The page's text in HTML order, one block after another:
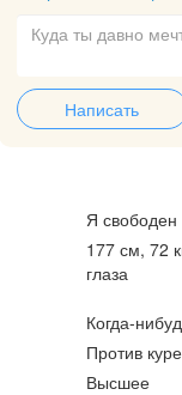
Написать
Я свободен
177 см, 72
глаза
Когда-
Против
Высшее